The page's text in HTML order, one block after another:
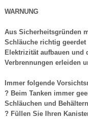
WARNUNG
Aus Sicherheitsgründen
Schläuche richtig
Elektrizität aufbauen und
Verbrennungen erleiden
Immer folgende
? Beim Tanken immer
Schläuchen und
? Füllen Sie Ihren